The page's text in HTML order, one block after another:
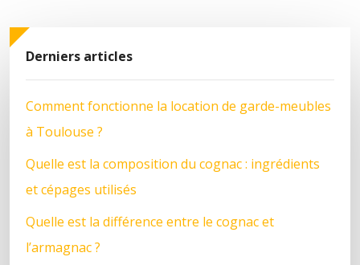
Derniers articles
Comment fonctionne la location de garde-meubles
à Toulouse ?
Quelle est la composition du cognac : ingrédients
et cépages utilisés
Quelle est la différence entre le cognac et
l’armagnac ?